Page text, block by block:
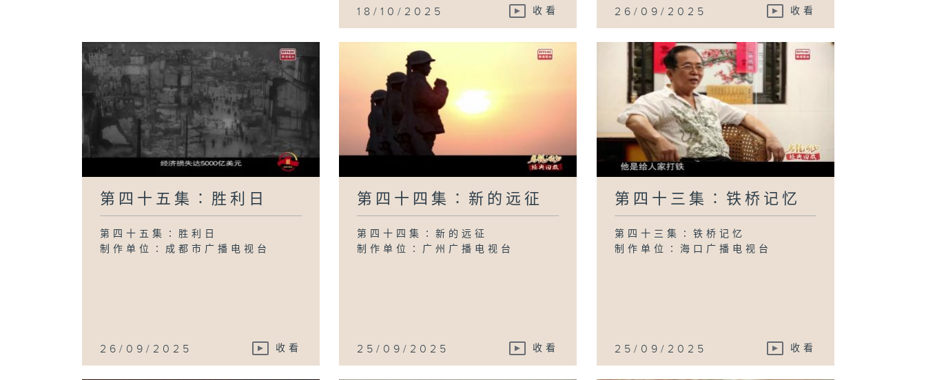
18/10/2025 收看 26/09/2025 收看
第四十五集∶胜利日
第四十五集∶胜利日
制作单位∶成都市广播电视台
26/09/2025 收看
第四十四集∶新的远征
第四十四集∶新的远征
制作单位∶广州广播电视台
25/09/2025 收看
第四十三集∶铁桥记忆
第四十三集∶铁桥记忆
制作单位∶海口广播电视台
25/09/2025 收看